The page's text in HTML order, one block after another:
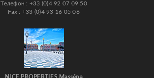
Телефон : +33 (0)4 92 07 09 50
Fax : +33 (0)4 93 16 05 06